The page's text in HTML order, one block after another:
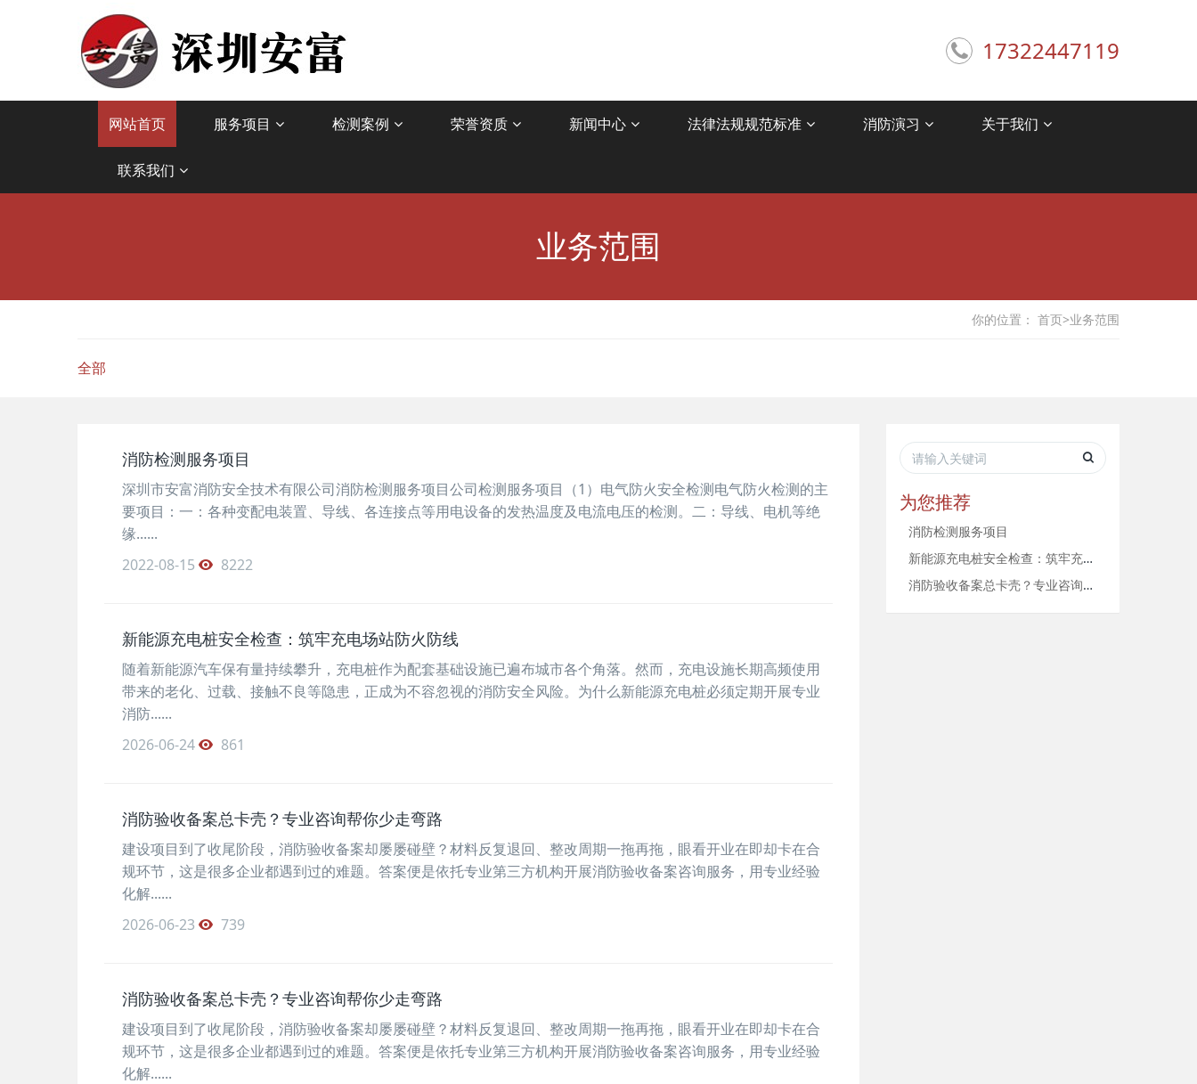
17322447119
网站首页 服务项目 检测案例 荣誉资质 新闻中心 法律法规规范标准 消防演习 关于我们
联系我们
业务范围
你的位置： 首页>业务范围
全部
消防检测服务项目
深圳市安富消防安全技术有限公司消防检测服务项目公司检测服务项目（1）电气防火安全检测电气防火检测的主
要项目：一：各种变配电装置、导线、各连接点等用电设备的发热温度及电流电压的检测。二：导线、电机等绝
缘......
2022-08-15
8222
新能源充电桩安全检查：筑牢充电场站防火防线
随着新能源汽车保有量持续攀升，充电桩作为配套基础设施已遍布城市各个角落。然而，充电设施长期高频使用
带来的老化、过载、接触不良等隐患，正成为不容忽视的消防安全风险。为什么新能源充电桩必须定期开展专业
消防......
2026-06-24
861
消防验收备案总卡壳？专业咨询帮你少走弯路
建设项目到了收尾阶段，消防验收备案却屡屡碰壁？材料反复退回、整改周期一拖再拖，眼看开业在即却卡在合
规环节，这是很多企业都遇到过的难题。答案便是依托专业第三方机构开展消防验收备案咨询服务，用专业经验
化解......
2026-06-23
739
消防验收备案总卡壳？专业咨询帮你少走弯路
建设项目到了收尾阶段，消防验收备案却屡屡碰壁？材料反复退回、整改周期一拖再拖，眼看开业在即却卡在合
规环节，这是很多企业都遇到过的难题。答案便是依托专业第三方机构开展消防验收备案咨询服务，用专业经验
化解......
为您推荐
消防检测服务项目
新能源充电桩安全检查：筑牢充电场站防火防线
消防验收备案总卡壳？专业咨询帮你少走弯路